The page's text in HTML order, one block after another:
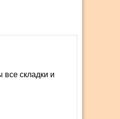
складки и